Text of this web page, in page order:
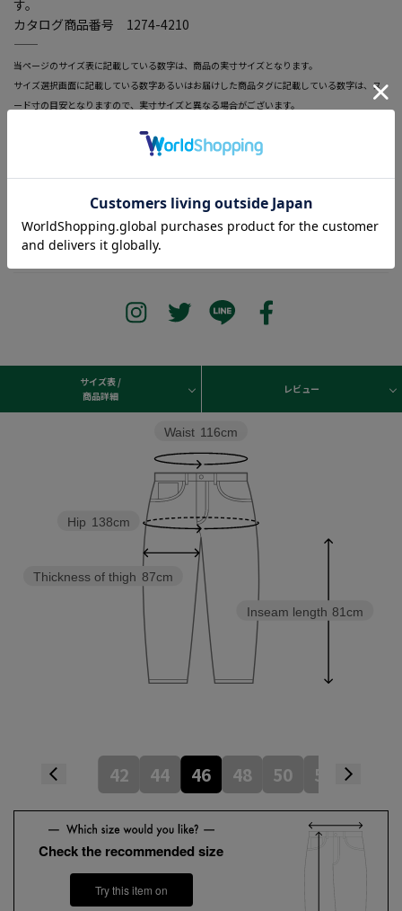
す。
カタログ商品番号 1274-4210
―――――――――――――――――――――――
当ページのサイズ表に記載している数字は、商品の実寸サイズとなります。
サイズ選択画面に記載している数字あるいはお届けした商品タグに記載している数字は、ヌ
ード寸の目安となりますので、実寸サイズと異なる場合がございます。
ブランド。アウトドア、アクティブ、オーセンティック、アメリカ
ン、バリューをコンセプトにアウトドアウェア、スポーツウェア、
フットウェア、バックの製造、販売をしている。
サイズ表 /
商品詳細
レビュー
Inseam length 81cm
Thickness of thigh 87cm
Hip 138cm
Waist 116cm
42 44 46 48 50 52
Check the recommended size
Try this item on